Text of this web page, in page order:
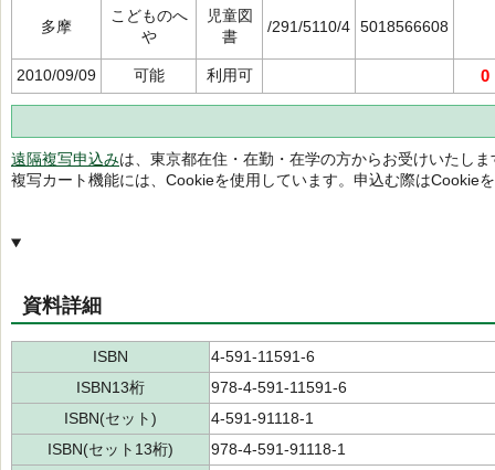
多摩
こどものへ
や
児童図
書
/291/5110/4 5018566608
2010/09/09 可能 利用可 0
遠隔複写申込みは、東京都在住・在勤・在学の方からお受けいたしま
複写カート機能には、Cookieを使用しています。申込む際はCookie
資料詳細
ISBN
4-591-11591-6
ISBN13桁
978-4-591-11591-6
ISBN(セット)
4-591-91118-1
ISBN(セット13桁)
978-4-591-91118-1